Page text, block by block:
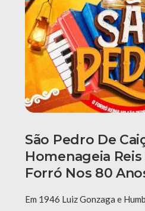
São Pedro De
Homenageia Reis
Forró Nos 80
Em 1946 Luiz Gonzaga e